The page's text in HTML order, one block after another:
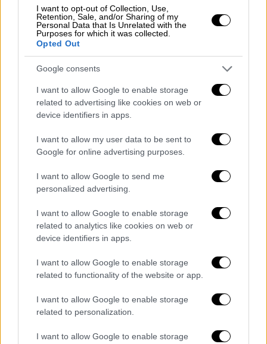
I want to opt-out of Collection, Use,
Retention, Sale, and/or Sharing of my
Personal Data that Is Unrelated with the
Purposes for which it was collected.
Opted Out
Google consents
I want to allow Google to enable storage
related to advertising like cookies on web or
device identifiers in apps.
I want to allow my user data to be sent to
Google for online advertising purposes.
I want to allow Google to send me
personalized advertising.
I want to allow Google to enable storage
related to analytics like cookies on web or
device identifiers in apps.
I want to allow Google to enable storage
related to functionality of the website or app.
I want to allow Google to enable storage
related to personalization.
I want to allow Google to enable storage
Εξώδικο - Λάρισα
απότο έτος2019 σας έχουμε
επισημάνεικαι εγγράφως ταπροβλήματα
που αντιμετωπίζαμε και ουδέποτε
ανταποκριθήκατε στις οχλήσεις μας. Στο
σημείο αυτό επικαλούμαστε και
επισυνάπτουμε αιτήσεις ημών των κατοίκων
τις οποίες και σας έχουμε αποστείλει σε
ανύποπτο χρόνο και συγκεκριμένα στις
04/12/2019 την υπ’αριθμόν πρωτ. 12023/2019
και στις 03/07/2020 την υπ’ αριθμόν
5715/2020 στις οποίες και ζητούσαμε από
εσάς να μεριμνήσετε ώστε να
αποκατασταθούν τα προβλήματα τόσο στον
μηχανισμό άντλησης υδάτων όσο και για
στην συντήρηση του δικτύου αποχέτευσης
της συνοικίας μας.
Ουδέποτε τοποθετήσατε γεννήτρια στον
μηχανισμό άντλησηςυδάτων με αποτέλεσμα